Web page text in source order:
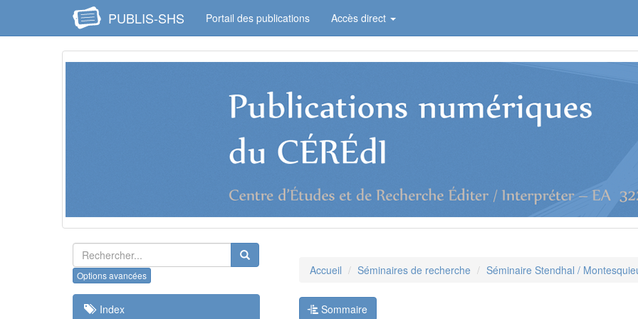
PUBLIS-SHS Portail des publications Accès direct
Index
Accueil Séminaires de recherche Séminaire Stendhal /
Sommaire